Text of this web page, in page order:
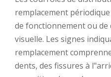
remplacement
de fonctionnement ou
visuelle. Les signes
remplacement
dents, des fissures à